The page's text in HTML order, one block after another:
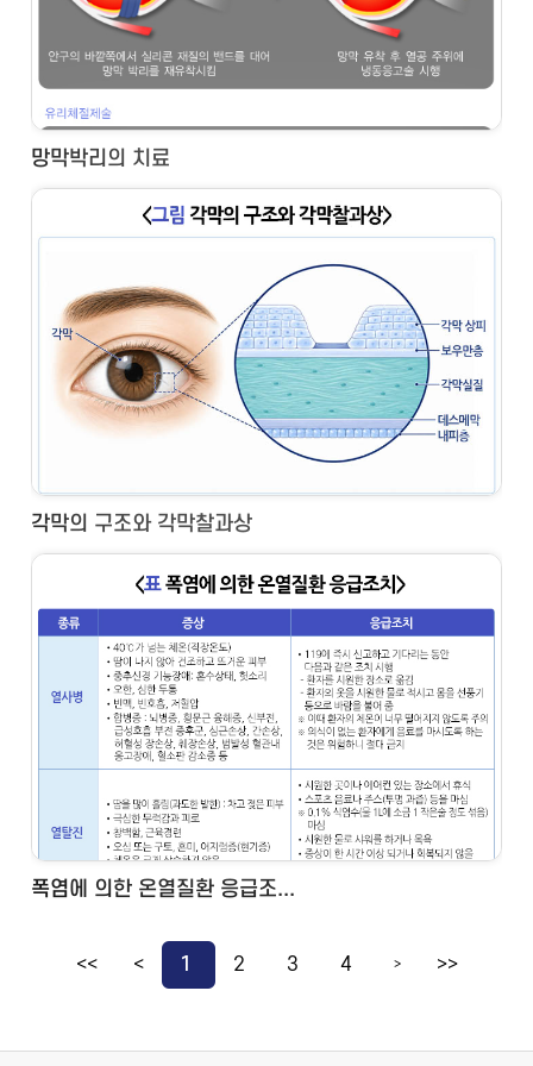
망막박리의 치료
각막의 구조와 각막찰과상
폭염에 의한 온열질환 응급조...
<< < 1 2 3 4 > >>